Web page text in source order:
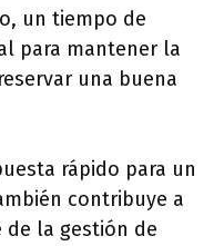
un tiempo de
para mantener la
una buena
rápido para un
contribuye a
de la gestión de